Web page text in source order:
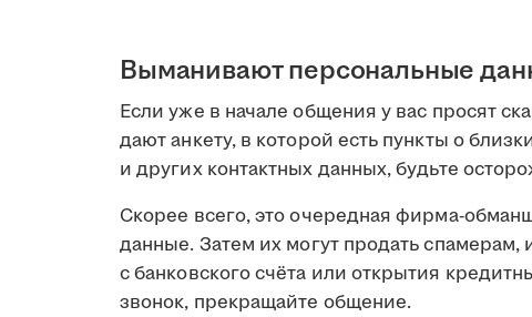
Выманивают персональные
Если уже в начале общения у вас просят
дают анкету, в которой есть пункты о
и других контактных данных, будьте
Скорее всего, это очередная фирма-
данные. Затем их могут продать спамерам,
с банковского счёта или открытия
звонок, прекращайте общение.